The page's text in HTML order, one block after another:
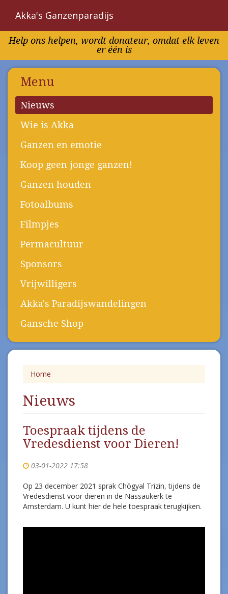
Overslaan
inhoud
Akka's Ganzenparadijs
Help ons helpen, wordt donateur, omdat elk leven
er één is
Menu
Nieuws
Wie is Akka
Ganzen en emotie
Koop geen jonge ganzen!
Ganzen houden
Fotoalbums
Filmpjes
Permacultuur
Sponsors
Vrijwilligers
Akka's Paradijswandelingen
Gansche Shop
Home
Nieuws
Toespraak tijdens de
Vredesdienst voor Dieren!
03-01-2022 17:58
Op 23 december 2021 sprak Chögyal Trizin, tijdens de
Vredesdienst voor dieren in de Nassaukerk te
Amsterdam. U kunt hier de hele toespraak terugkijken.